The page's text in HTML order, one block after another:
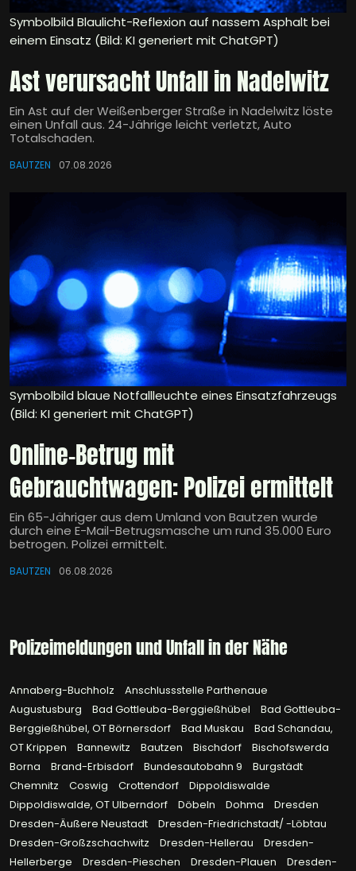
Symbolbild Blaulicht-Reflexion auf nassem Asphalt bei
einem Einsatz (Bild: KI generiert mit ChatGPT)
Ast verursacht Unfall in Nadelwitz
Ein Ast auf der Weißenberger Straße in Nadelwitz löste
einen Unfall aus. 24-Jährige leicht verletzt, Auto
Totalschaden.
BAUTZEN 07.08.2026
Symbolbild blaue Notfallleuchte eines Einsatzfahrzeugs
(Bild: KI generiert mit ChatGPT)
Online-Betrug mit
Gebrauchtwagen: Polizei ermittelt
Ein 65-Jähriger aus dem Umland von Bautzen wurde
durch eine E-Mail-Betrugsmasche um rund 35.000 Euro
betrogen. Polizei ermittelt.
BAUTZEN 06.08.2026
Polizeimeldungen und Unfall in der Nähe
Annaberg-Buchholz
Anschlussstelle Parthenaue
Augustusburg
Bad Gottleuba-Berggießhübel
Bad Gottleuba-
Berggießhübel, OT Börnersdorf
Bad Muskau
Bad Schandau,
OT Krippen
Bannewitz Bautzen Bischdorf
Bischofswerda
Borna
Brand-Erbisdorf Bundesautobahn 9
Burgstädt
Chemnitz
Coswig Crottendorf
Dippoldiswalde
Dippoldiswalde, OT Ulberndorf
Döbeln Dohma
Dresden
Dresden-Äußere Neustadt
Dresden-Friedrichstadt/ -Löbtau
Dresden-Großzschachwitz
Dresden-Hellerau
Dresden-
Hellerberge
Dresden-Pieschen Dresden-Plauen
Dresden-